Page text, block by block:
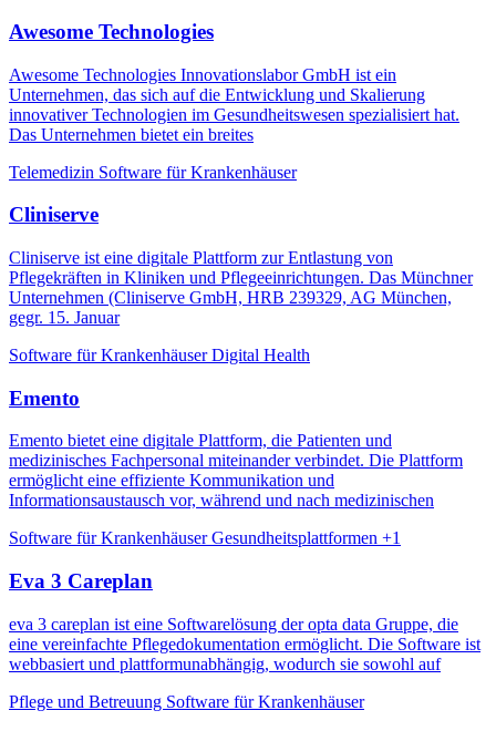
Awesome Technologies
Awesome Technologies Innovationslabor GmbH ist ein
Unternehmen, das sich auf die Entwicklung und Skalierung
innovativer Technologien im Gesundheitswesen spezialisiert hat.
Das Unternehmen bietet ein breites
Telemedizin Software für Krankenhäuser
Cliniserve
Cliniserve ist eine digitale Plattform zur Entlastung von
Pflegekräften in Kliniken und Pflegeeinrichtungen. Das Münchner
Unternehmen (Cliniserve GmbH, HRB 239329, AG München,
gegr. 15. Januar
Software für KrankenhäuserDigital Health
Emento
Emento bietet eine digitale Plattform, die Patienten und
medizinisches Fachpersonal miteinander verbindet. Die Plattform
ermöglicht eine effiziente Kommunikation und
Informationsaustausch vor, während und nach medizinischen
Software für KrankenhäuserGesundheitsplattformen +1
Eva 3 Careplan
eva 3 careplan ist eine Softwarelösung der opta data Gruppe, die
eine vereinfachte Pflegedokumentation ermöglicht. Die Software ist
webbasiert und plattformunabhängig, wodurch sie sowohl auf
Pflege und Betreuung Software für Krankenhäuser